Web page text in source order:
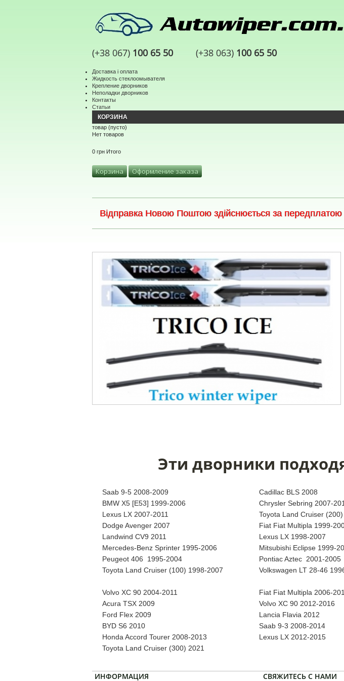
(+38 067) 100 65 50 (+38 063) 100 65 50
Доставка і оплата
Жидкость стеклоомывателя
Крепление дворников
Неполадки дворников
Контакты
Статьи
КОРЗИНА
товар (пусто)
Нет товаров
0 грн Итого
Корзина Оформление заказа
Відправка Новою Поштою здійснюється за
Эти дворники
Saab 9-5 2008-2009 Cadillac BLS 2008
BMW X5 [E53] 1999-2006
Chrysler Sebring 2007-
Lexus LX 2007-2011
Toyota Land Cruiser
Dodge Avenger 2007
Fiat Fiat Multipla 1999-
Landwind CV9 2011
Lexus LX 1998-2007
Mercedes-Benz Sprinter 1995-2006
Mitsubishi Eclipse 1999-
Peugeot 406 1995-2004
Pontiac Aztec 2001-2005
Toyota Land Cruiser (100) 1998-2007
Volkswagen LT 28-46
Volvo XC 90 2004-2011
Fiat Fiat Multipla 2006-
Acura TSX 2009
Volvo XC 90 2012-2016
Ford Flex 2009
Lancia Flavia 2012
BYD S6 2010
Saab 9-3 2008-2014
Honda Accord Tourer 2008-2013
Lexus LX 2012-2015
Toyota Land Cruiser (300) 2021
ИНФОРМАЦИЯ СВЯЖИТЕСЬ С НАМИ